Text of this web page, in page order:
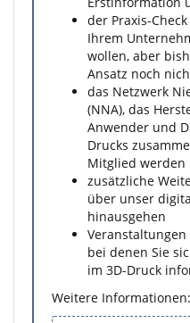
der Praxis-
Ihrem
wollen, aber
Ansatz noch
das Netzwerk
(NNA), das
Anwender und
Drucks
Mitglied werden
zusätzliche
über unser
hinausgehen
bei denen Sie
im 3D-Druck
Weitere Informationen: